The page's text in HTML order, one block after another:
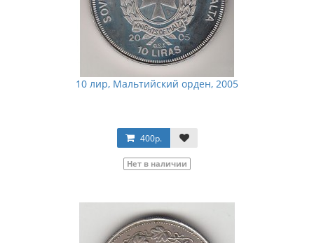
10 лир, Мальтийский орден, 2005
400р.
Нет в наличии